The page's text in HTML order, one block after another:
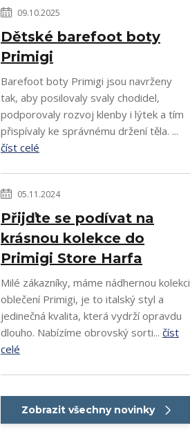
09.10.2025
Dětské barefoot boty
Primigi
Barefoot boty Primigi jsou navrženy
tak, aby posilovaly svaly chodidel,
podporovaly rozvoj klenby i lýtek a tím
přispívaly ke správnému držení těla. ...
číst celé
05.11.2024
Přijďte se podívat na
krásnou kolekce do
Primigi Store Harfa
Milé zákazníky, máme nádhernou kolekci
oblečení Primigi, je to italský styl a
jedinečná kvalita, která vydrží opravdu
dlouho. Nabízíme obrovský sorti... číst
celé
Zobrazit všechny novinky